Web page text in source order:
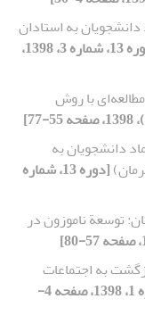
به استادان
[دوره 13، شماره 3، 1398،
با روش
دانشجویان به
[دوره 13، شماره
توسعة ناموزون در
به اجتماعات
[دوره 13، شماره 1، 1398، صفحه 4-